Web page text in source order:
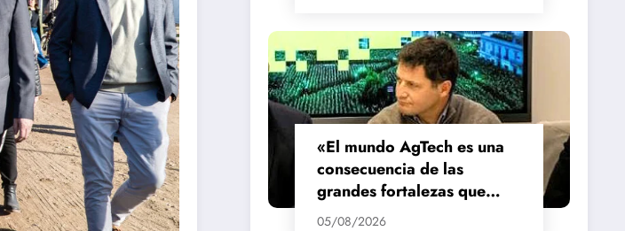
«El mundo AgTech es una
consecuencia de las
grandes fortalezas que
tenemos en la región»
05/08/2026